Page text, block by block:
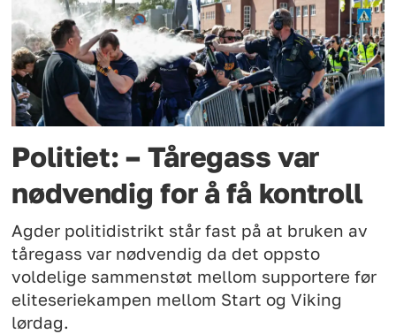
Politiet: – Tåregass var
nødvendig for å få kontroll
Agder politidistrikt står fast på at bruken av
tåregass var nødvendig da det oppsto
voldelige sammenstøt mellom supportere før
eliteseriekampen mellom Start og Viking
lørdag.